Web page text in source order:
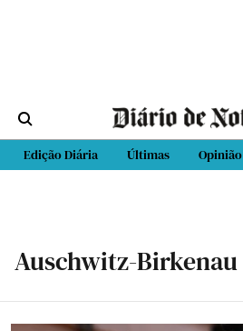
Edição Diária Últimas Opinião
Auschwitz-Birkenau